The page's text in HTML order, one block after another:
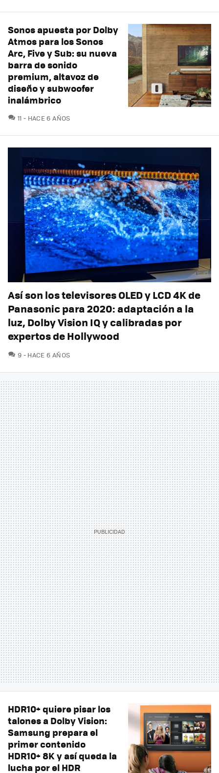
Sonos apuesta por Dolby
Atmos para los Sonos
Arc, Five y Sub: su nueva
barra de sonido
premium, altavoz de
diseño y subwoofer
inalámbrico
11 COMENTARIOS
HACE 6 AÑOS
Así son los televisores OLED y LCD 4K de
Panasonic para 2020: adaptación a la
luz, Dolby Vision IQ y calibradas por
expertos de Hollywood
9 COMENTARIOS
HACE 6 AÑOS
HDR10+ quiere pisar los
talones a Dolby Vision:
Samsung prepara el
primer contenido
HDR10+ 8K y así queda la
lucha por el HDR